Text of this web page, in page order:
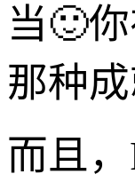
当🙂
那种
而且